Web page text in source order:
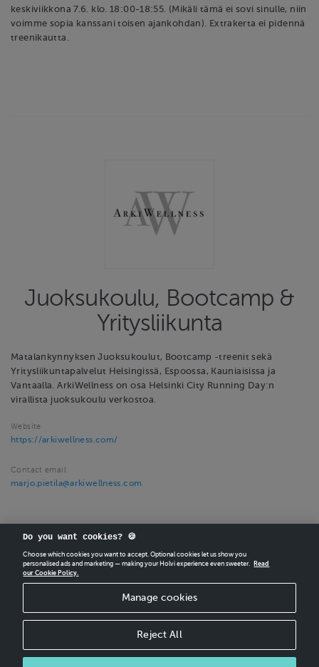
keskiviikkona 7.6. klo. 18:00-18:55. (Mikäli tämä ei sovi sinulle, niin
voimme sopia kanssani toisen ajankohdan). Extrakerta ei pidennä
treenikautta.
Juoksukoulu, Bootcamp &
Yritysliikunta
Matalankynnyksen Juoksukoulut, Bootcamp -treenit sekä
Yritysliikuntapalvelut Helsingissä, Espoossa, Kauniaisissa ja
Vantaalla. ArkiWellness on osa Helsinki City Running Day:n
virallista juoksukoulu verkostoa.
Website
https://arkiwellness.com/
Contact email
marjo.pietila@arkiwellness.com
CREATEYOUR OWN HOLVI ONLINE STORE IN MINUTES.
Do you want cookies? 🍪
Choose which cookies you want to accept. Optional cookies let us show you
personalised ads and marketing — making your Holvi experience even sweeter.
Read
our Cookie Policy.
Manage cookies
Reject All